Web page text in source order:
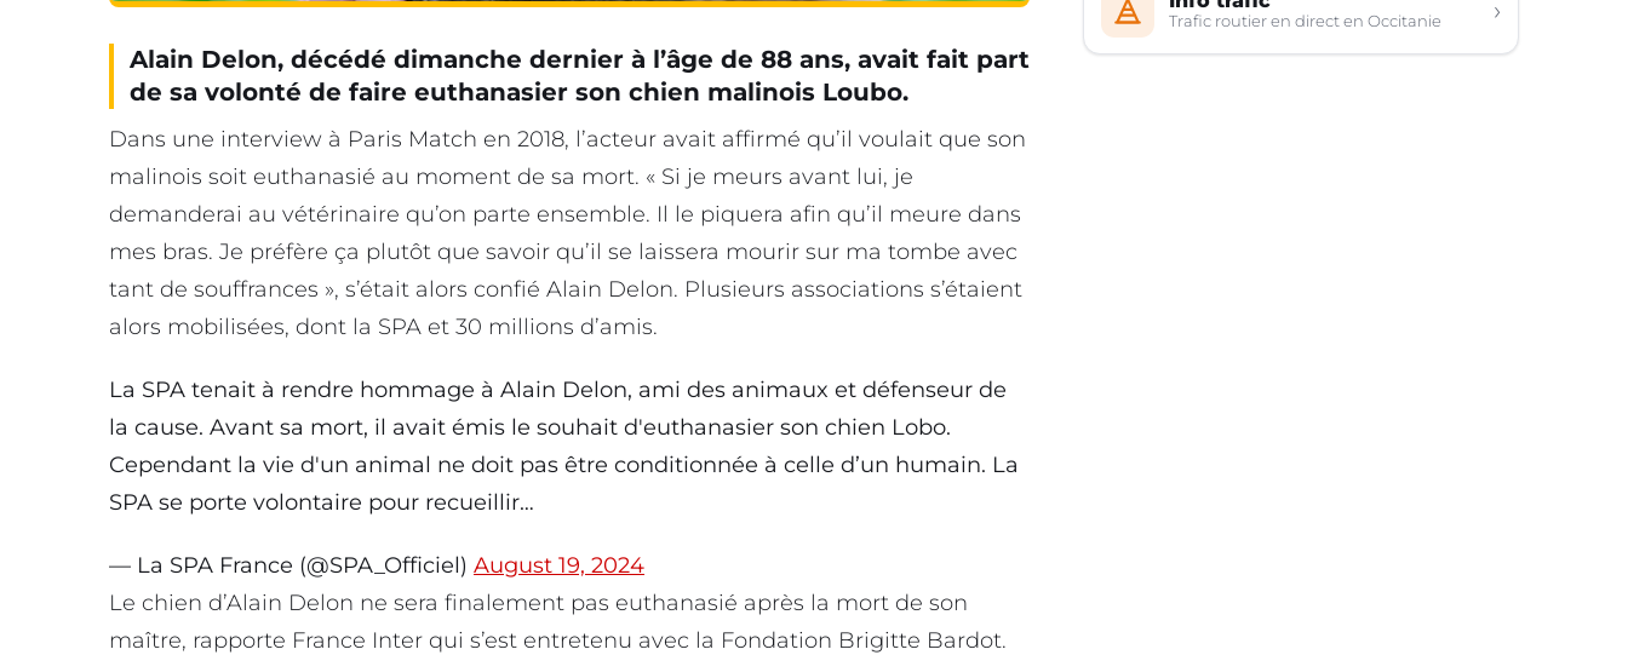
Alain Delon, décédé dimanche dernier à l’âge de 88 ans, avait fait part
de sa volonté de faire euthanasier son chien malinois Loubo.
Dans une interview à Paris Match en 2018, l’acteur avait affirmé qu’il voulait que son
malinois soit euthanasié au moment de sa mort. « Si je meurs avant lui, je
demanderai au vétérinaire qu’on parte ensemble. Il le piquera afin qu’il meure dans
mes bras. Je préfère ça plutôt que savoir qu’il se laissera mourir sur ma tombe avec
tant de souffrances », s’était alors confié Alain Delon. Plusieurs associations s’étaient
alors mobilisées, dont la SPA et 30 millions d’amis.
La SPA tenait à rendre hommage à Alain Delon, ami des animaux et défenseur de
la cause. Avant sa mort, il avait émis le souhait d'euthanasier son chien Lobo.
Cependant la vie d'un animal ne doit pas être conditionnée à celle d’un humain. La
SPA se porte volontaire pour recueillir…
— La SPA France (@SPA_Officiel) August 19, 2024
Le chien d’Alain Delon ne sera finalement pas euthanasié après la mort de son
maître, rapporte France Inter qui s’est entretenu avec la Fondation Brigitte Bardot.
Trafic routier en direct en Occitanie ›